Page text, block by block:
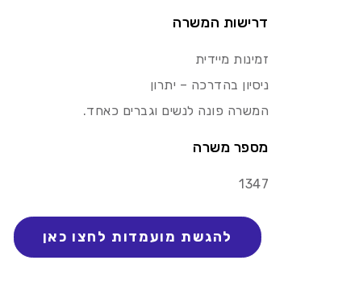
דרישות המשרה
זמינות מיידית
ניסיון בהדרכה – יתרון
המשרה פונה לנשים וגברים כאחד.
מספר משרה
1347